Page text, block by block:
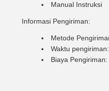
Manual Instruksi
Informasi Pengiriman:
Metode
Waktu
Biaya